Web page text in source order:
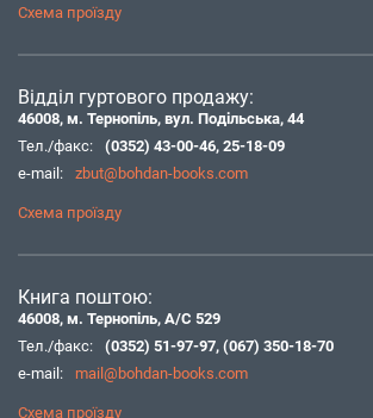
Схема проїзду
Відділ гуртового продажу:
46008, м. Тернопіль, вул. Подільська, 44
Тел./факс:
(0352) 43-00-46, 25-18-09
e-mail:
zbut@bohdan-books.com
Схема проїзду
Книга поштою:
46008, м. Тернопіль, А/С 529
Тел./факс:
(0352) 51-97-97, (067) 350-18-70
e-mail:
mail@bohdan-books.com
Схема проїзду